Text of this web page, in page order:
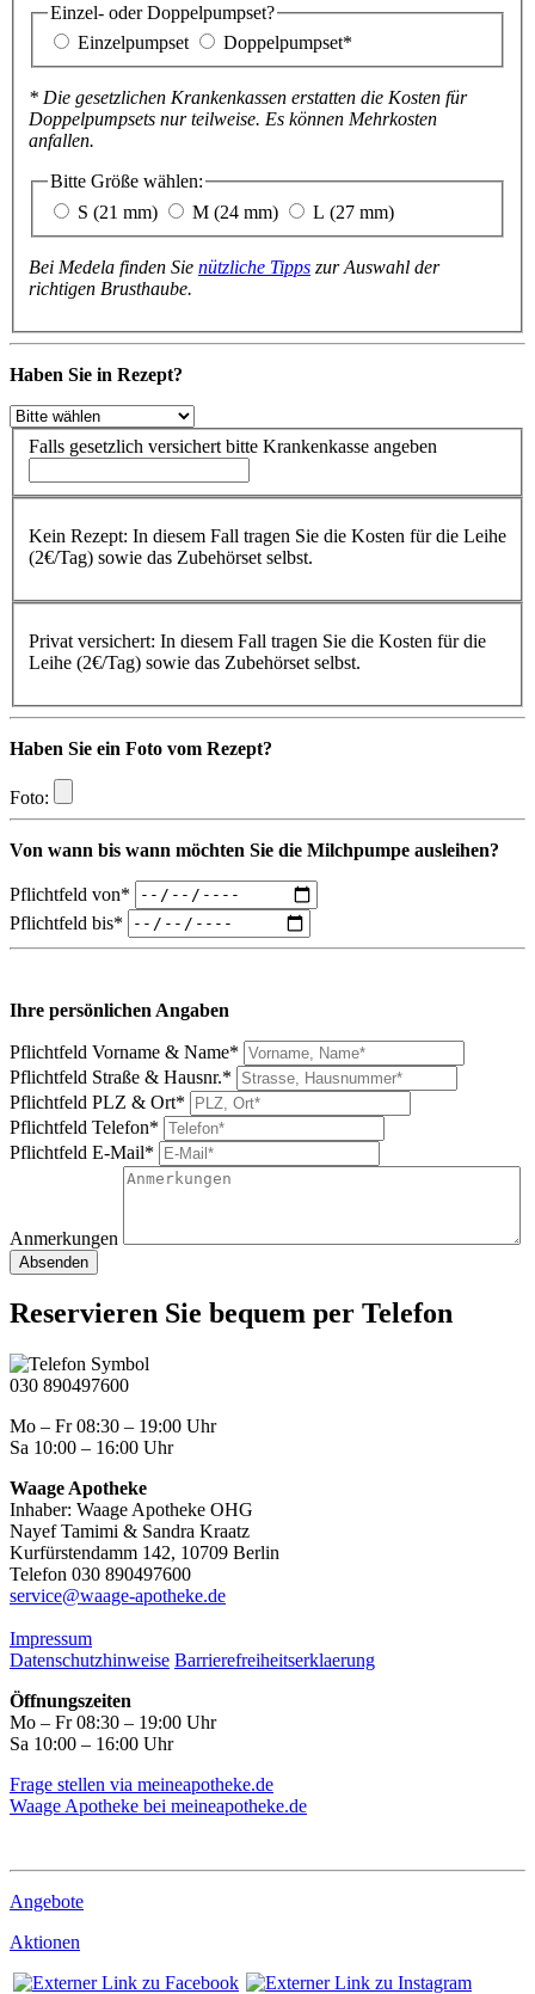
Einzel- oder Doppelpumpset?
Einzelpumpset
Doppelpumpset*
* Die gesetzlichen Krankenkassen erstatten die Kosten für
Doppelpumpsets nur teilweise. Es können Mehrkosten
anfallen.
Bitte Größe wählen:
S (21 mm)
M (24 mm) L (27 mm)
Bei Medela finden Sie nützliche Tipps zur Auswahl der
richtigen Brusthaube.
Haben Sie in Rezept?
Falls gesetzlich versichert bitte Krankenkasse angeben
Kein Rezept: In diesem Fall tragen Sie die Kosten für die Leihe
(2€/Tag) sowie das Zubehörset selbst.
Privat versichert: In diesem Fall tragen Sie die Kosten für die
Leihe (2€/Tag) sowie das Zubehörset selbst.
Haben Sie ein Foto vom Rezept?
Foto:
Von wann bis wann möchten Sie die Milchpumpe ausleihen?
Pflichtfeld von*
Pflichtfeld bis*
Ihre persönlichen Angaben
Pflichtfeld Vorname & Name*
Pflichtfeld Straße & Hausnr.*
Pflichtfeld PLZ & Ort*
Pflichtfeld Telefon*
Pflichtfeld E-Mail*
Anmerkungen
Absenden
Reservieren Sie bequem per Telefon
030 890497600
Mo – Fr 08:30 – 19:00 Uhr
Sa 10:00 – 16:00 Uhr
Waage Apotheke
Inhaber: Waage Apotheke OHG
Nayef Tamimi & Sandra Kraatz
Kurfürstendamm 142, 10709 Berlin
Telefon 030 890497600
service@waage-apotheke.de
Impressum
Datenschutzhinweise Barrierefreiheitserklaerung
Öffnungszeiten
Mo – Fr 08:30 – 19:00 Uhr
Sa 10:00 – 16:00 Uhr
Frage stellen via meineapotheke.de
Waage Apotheke bei meineapotheke.de
Angebote
Aktionen